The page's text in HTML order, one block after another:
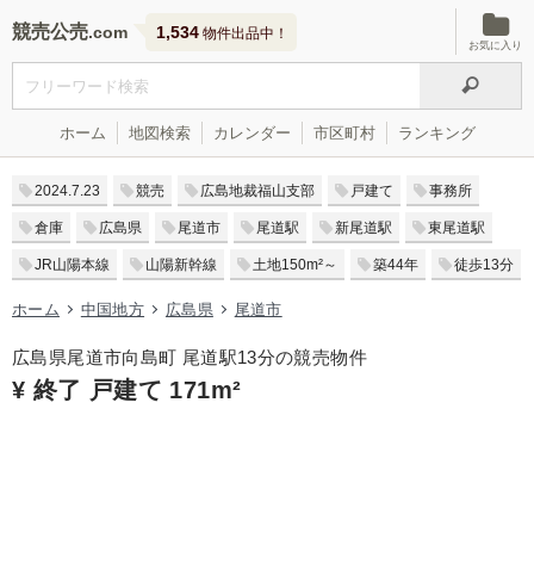
競売公売 1,534 物件出品中！
お気に入り
ホーム 地図検索 カレンダー 市区町村 ランキング
2024.7.23 競売 広島地裁福山支部 戸建て 事務所
倉庫 広島県 尾道市 尾道駅 新尾道駅 東尾道駅
JR山陽本線 山陽新幹線 土地150m²～ 築44年 徒歩13分
ホーム 中国地方 広島県 尾道市
広島県尾道市向島町 尾道駅13分の競売物件
¥ 終了 戸建て 171m²